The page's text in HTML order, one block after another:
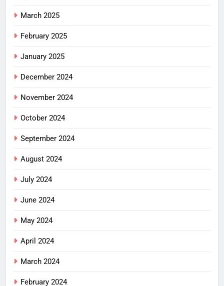
March 2025
February 2025
January 2025
December 2024
November 2024
October 2024
September 2024
August 2024
July 2024
June 2024
May 2024
April 2024
March 2024
February 2024